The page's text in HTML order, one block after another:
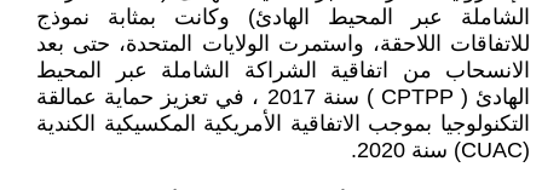
الشاملة عبر المحيط الهادئ) وكانت بمثابة نموذج
للاتفاقات اللاحقة، واستمرت الولايات المتحدة، حتى بعد
الانسحاب من اتفاقية الشراكة الشاملة عبر المحيط
الهادئ ( CPTPP ) سنة 2017 ، في تعزيز حماية عمالقة
التكنولوجيا بموجب الاتفاقية الأمريكية المكسيكية الكندية
(CUAC) سنة 2020.